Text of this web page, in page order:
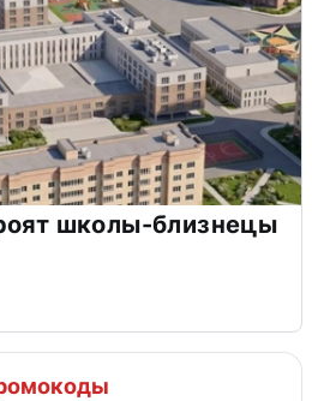
школы-близнецы